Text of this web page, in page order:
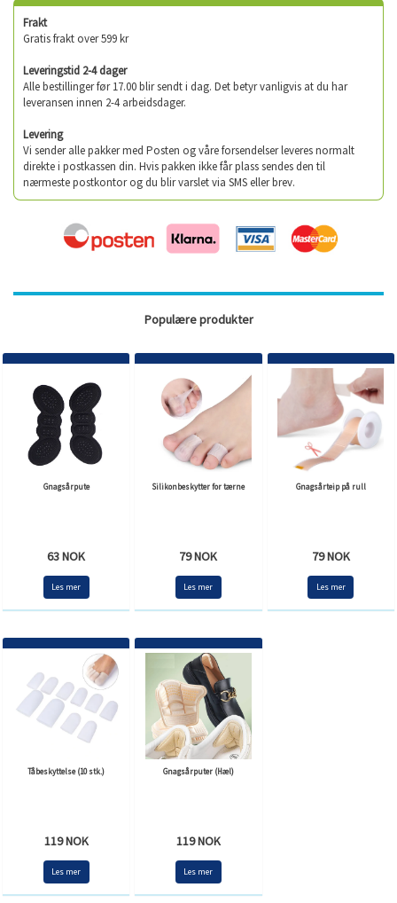
Frakt
Gratis frakt over 599 kr
Leveringstid 2-4 dager
Alle bestillinger før 17.00 blir sendt i dag. Det betyr vanligvis at du har
leveransen innen 2-4 arbeidsdager.
Levering
Vi sender alle pakker med Posten og våre forsendelser leveres normalt
direkte i postkassen din. Hvis pakken ikke får plass sendes den til
nærmeste postkontor og du blir varslet via SMS eller brev.
Populære produkter
Gnagsårpute
63 NOK
Les mer
Silikonbeskytter for tærne
79 NOK
Les mer
Gnagsårteip på rull
79 NOK
Les mer
Tåbeskyttelse (10 stk.)
119 NOK
Les mer
Gnagsårputer (Hæl)
119 NOK
Les mer